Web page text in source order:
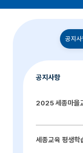
공지사
공지사항
2025 세종마을
세종교육 평생학